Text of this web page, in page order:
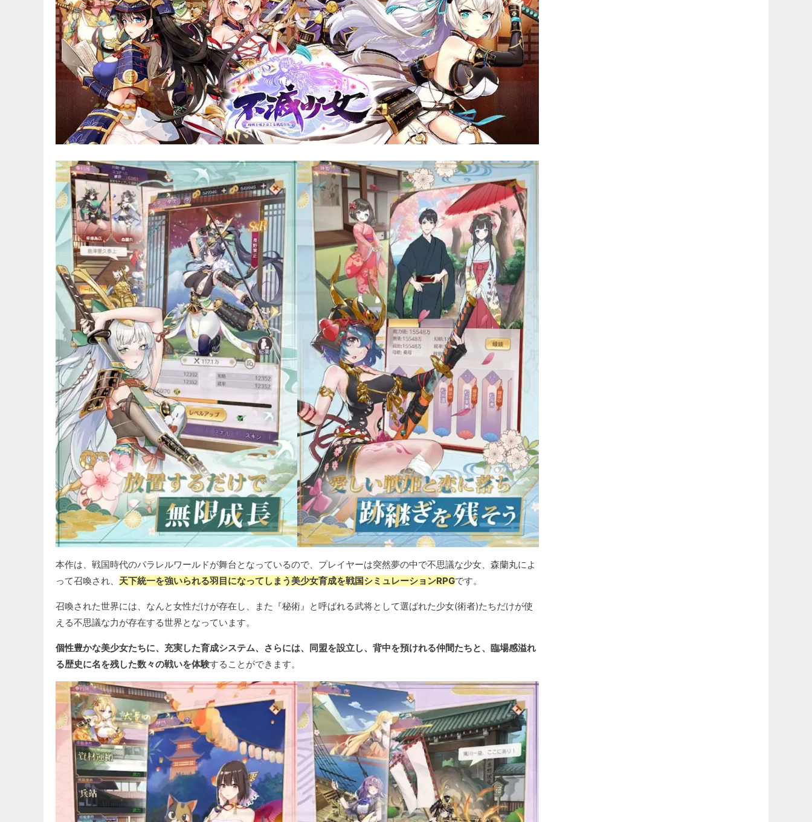
本作は、戦国時代のパラレルワールドが舞台となっているので、プレイヤーは突然夢の中で不思議な少女、森蘭丸によ
って召喚され、 天下統一を強いられる羽目になってしまう美少女育成を戦国シミュレーションRPGです。
召喚された世界には、なんと女性だけが存在し、また『秘術』と呼ばれる武将として選ばれた少女(術者)たちだけが使
える不思議な力が存在する世界となっています。
個性豊かな美少女たちに、充実した育成システム、さらには、同盟を設立し、背中を預けれる仲間たちと、臨場感溢れ
る歴史に名を残した数々の戦いを体験することができます。